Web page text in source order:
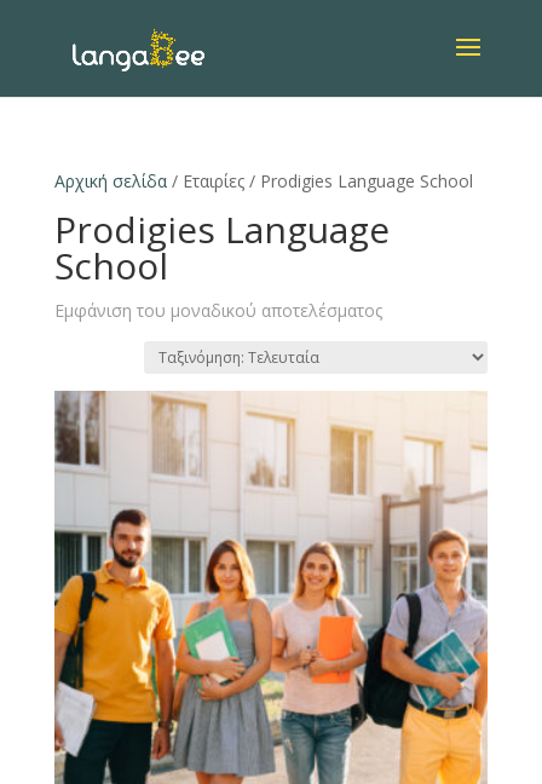
Αρχική σελίδα/ Εταιρίες / Prodigies Language School
Prodigies Language
School
Εμφάνιση του μοναδικού αποτελέσματος